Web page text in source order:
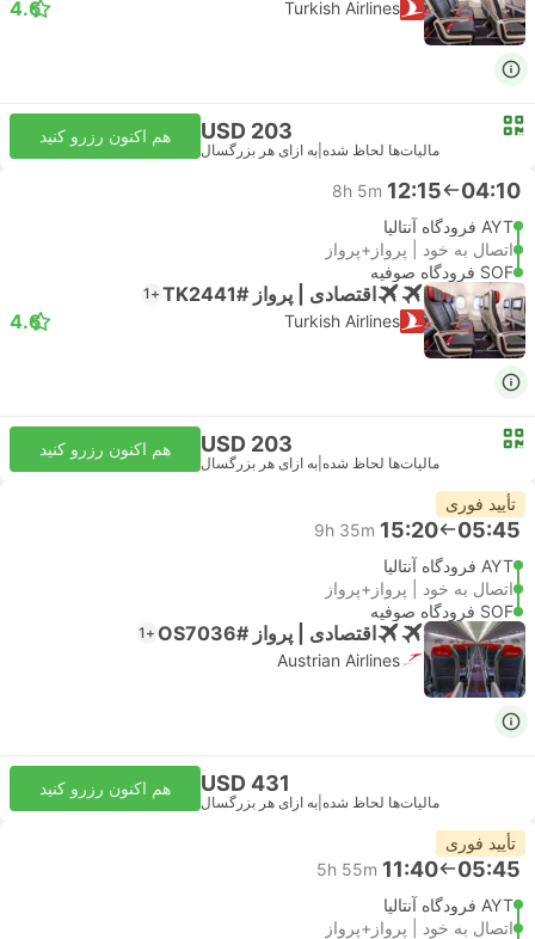
Turkish Airlines
4.6
USD 203
مالیات‌ها لحاظ شده به ازای هر بزرگسال
هم اکنون رزرو کنید
04:10
12:15
8h 5m
AYT فرودگاه آنتالیا
اتصال به خود | پرواز+پرواز
SOF فرودگاه صوفیه
اقتصادی | پرواز #TK2441 +1
Turkish Airlines
4.6
USD 203
مالیات‌ها لحاظ شده به ازای هر بزرگسال
هم اکنون رزرو کنید
تأیید فوری
05:45
15:20
9h 35m
AYT فرودگاه آنتالیا
اتصال به خود | پرواز+پرواز
SOF فرودگاه صوفیه
اقتصادی | پرواز #OS7036 +1
Austrian Airlines
USD 431
مالیات‌ها لحاظ شده به ازای هر بزرگسال
هم اکنون رزرو کنید
تأیید فوری
05:45
11:40
5h 55m
AYT فرودگاه آنتالیا
اتصال به خود | پرواز+پرواز